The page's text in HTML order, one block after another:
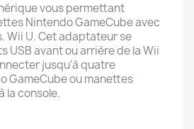
vous permettant
Nintendo GameCube avec
Wii U. Cet adaptateur se
USB avant ou arrière de la Wii
jusqu'à quatre
GameCube ou manettes
la console.